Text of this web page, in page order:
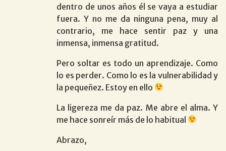
dentro de unos años él se vaya a estudiar
fuera. Y no me da ninguna pena, muy al
contrario, me hace sentir paz y una
inmensa, inmensa gratitud.
Pero soltar es todo un aprendizaje. Como
lo es perder. Como lo es la vulnerabilidad y
la pequeñez. Estoy en ello
La ligereza me da paz. Me abre el alma. Y
me hace sonreír más de lo habitual
Abrazo,